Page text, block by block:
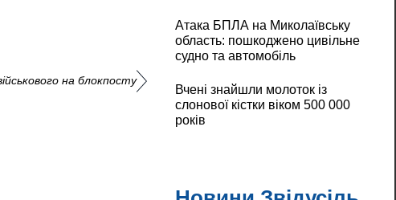
на блокпосту
Атака БПЛА на Миколаївську
область: пошкоджено цивільне
судно та автомобіль
Вчені знайшли молоток із
слонової кістки віком 500 000
років